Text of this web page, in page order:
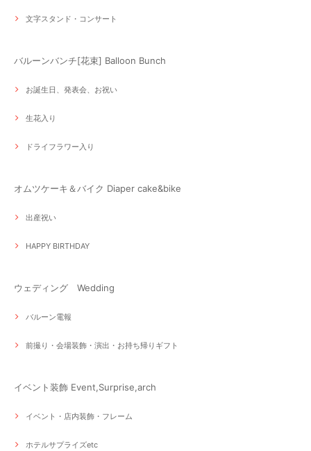
文字スタンド・コンサート
バルーンバンチ[花束] Balloon Bunch
お誕生日、発表会、お祝い
生花入り
ドライフラワー入り
オムツケーキ＆バイク Diaper cake&bike
出産祝い
HAPPY BIRTHDAY
ウェディング Wedding
バルーン電報
前撮り・会場装飾・演出・お持ち帰りギフト
イベント装飾 Event,Surprise,arch
イベント・店内装飾・フレーム
ホテルサプライズetc